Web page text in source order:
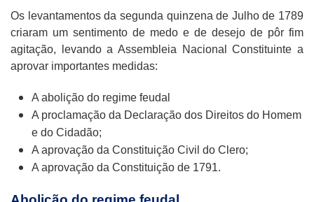
Os levantamentos da segunda quinzena de Julho de 1789
criaram um sentimento de medo e de desejo de pôr fim
agitação, levando a Assembleia Nacional Constituinte a
aprovar importantes medidas:
A abolição do regime feudal
A proclamação da Declaração dos Direitos do Homem
e do Cidadão;
A aprovação da Constituição Civil do Clero;
A aprovação da Constituição de 1791.